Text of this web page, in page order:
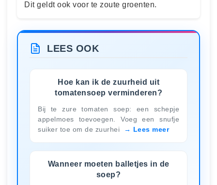
Dit geldt ook voor te zoute groenten.
LEES OOK
Hoe kan ik de zuurheid uit
tomatensoep verminderen?
Bij te zure tomaten soep: een schepje
appelmoes toevoegen. Voeg een snufje
suiker toe om de zuurhei
Lees meer
Wanneer moeten balletjes in de
soep?